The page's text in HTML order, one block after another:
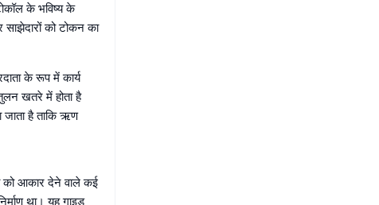
के भविष्य के
को टोकन का
के रूप में कार्य
खतरे में होता है
जाता है ताकि ऋण
को आकार देने वाले कई
था। यह गाइड